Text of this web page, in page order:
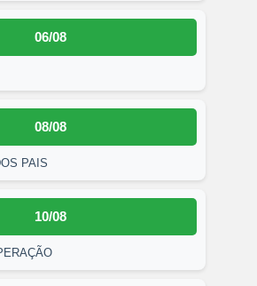
06/08
08/08
PAIS
10/08